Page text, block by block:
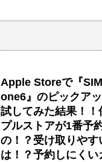
Apple Storeで『
one6』のピックア
試してみた結果！！
プルストアが1番予
の！？受け取りやす
は！？予約しにくい